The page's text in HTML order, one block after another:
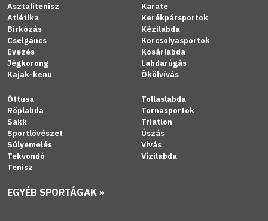
Asztalitenisz
Atlétika
Birkózás
Cselgáncs
Evezés
Jégkorong
Kajak-kenu
Karate
Kerékpársportok
Kézilabda
Korcsolyasportok
Kosárlabda
Labdarúgás
Ökölvívás
Öttusa
Röplabda
Sakk
Sportlövészet
Súlyemelés
Tekvondó
Tenisz
Tollaslabda
Tornasportok
Triatlon
Úszás
Vívás
Vízilabda
EGYÉB SPORTÁGAK »